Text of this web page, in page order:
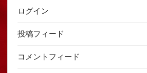
ログイン
投稿フィード
コメントフィード